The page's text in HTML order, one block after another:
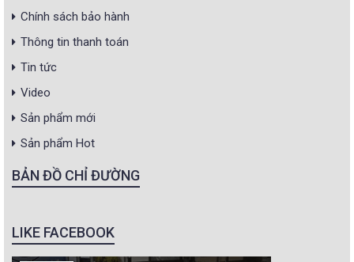
Chính sách bảo hành
Thông tin thanh toán
Tin tức
Video
Sản phẩm mới
Sản phẩm Hot
BẢN ĐỒ CHỈ ĐƯỜNG
LIKE FACEBOOK